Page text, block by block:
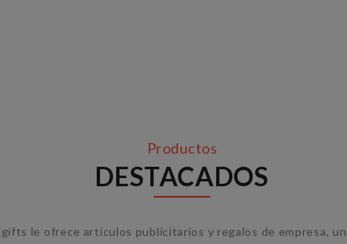
Productos
DESTACADOS
le ofrece artículos publicitarios y regalos de empresa,